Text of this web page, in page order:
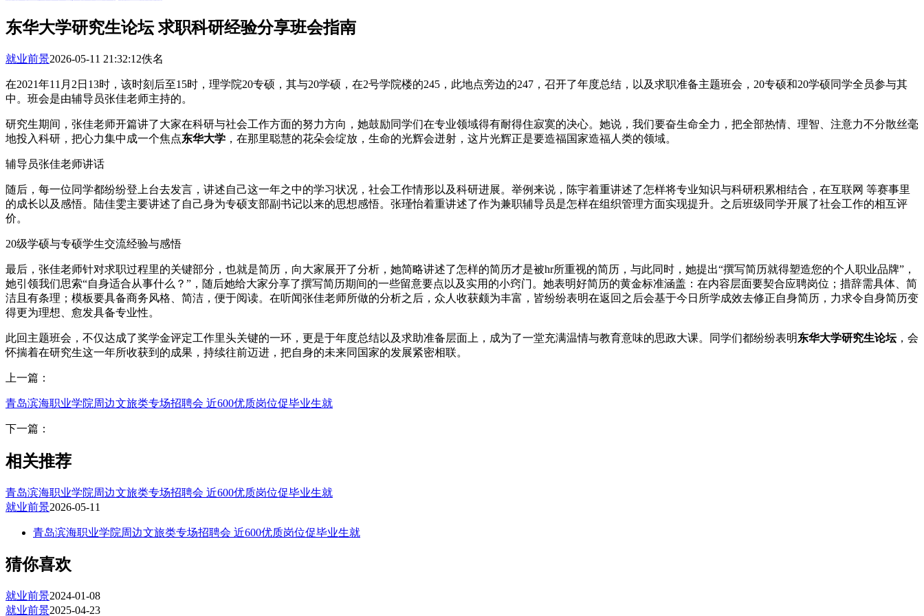
东华大学研究生论坛 求职科研经验分享班会指南
就业前景2026-05-11 21:32:12佚名
在2021年11月2日13时，该时刻后至15时，理学院20专硕，其与20学硕，在2号学院楼的245，此地点旁边的247，召开了年度总结，以及求职准备主题班会，20专硕和20学硕同学全员参与其
中。班会是由辅导员张佳老师主持的。
研究生期间，张佳老师开篇讲了大家在科研与社会工作方面的努力方向，她鼓励同学们在专业领域得有耐得住寂寞的决心。她说，我们要奋生命全力，把全部热情、理智、注意力不分散丝毫
地投入科研，把心力集中成一个焦点东华大学 ，在那里聪慧的花朵会绽放，生命的光辉会迸射，这片光辉正是要造福国家造福人类的领域。
辅导员张佳老师讲话
随后，每一位同学都纷纷登上台去发言，讲述自己这一年之中的学习状况，社会工作情形以及科研进展。举例来说，陈宇着重讲述了怎样将专业知识与科研积累相结合，在互联网 等赛事里
的成长以及感悟。陆佳雯主要讲述了自己身为专硕支部副书记以来的思想感悟。张瑾怡着重讲述了作为兼职辅导员是怎样在组织管理方面实现提升。之后班级同学开展了社会工作的相互评
价。
20级学硕与专硕学生交流经验与感悟
最后，张佳老师针对求职过程里的关键部分，也就是简历，向大家展开了分析，她简略讲述了怎样的简历才是被hr所重视的简历，与此同时，她提出“撰写简历就得塑造您的个人职业品牌”，
她引领我们思索“自身适合从事什么？”，随后她给大家分享了撰写简历期间的一些留意要点以及实用的小窍门。她表明好简历的黄金标准涵盖：在内容层面要契合应聘岗位；措辞需具体、简
洁且有条理；模板要具备商务风格、简洁，便于阅读。在听闻张佳老师所做的分析之后，众人收获颇为丰富，皆纷纷表明在返回之后会基于今日所学成效去修正自身简历，力求令自身简历变
得更为理想、愈发具备专业性。
此回主题班会，不仅达成了奖学金评定工作里头关键的一环，更是于年度总结以及求助准备层面上，成为了一堂充满温情与教育意味的思政大课。同学们都纷纷表明东华大学研究生论坛，会
怀揣着在研究生这一年所收获到的成果，持续往前迈进，把自身的未来同国家的发展紧密相联。
上一篇：
青岛滨海职业学院周边文旅类专场招聘会 近600优质岗位促毕业生就
下一篇：
相关推荐
青岛滨海职业学院周边文旅类专场招聘会 近600优质岗位促毕业生就
就业前景2026-05-11
青岛滨海职业学院周边文旅类专场招聘会 近600优质岗位促毕业生就
猜你喜欢
就业前景2024-01-08
就业前景2025-04-23